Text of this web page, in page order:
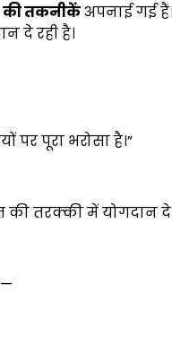
की तकनीकेंअपनाई गई
दे रही है।
पूरा भरोसा है।”
तरक्की में योगदान दे